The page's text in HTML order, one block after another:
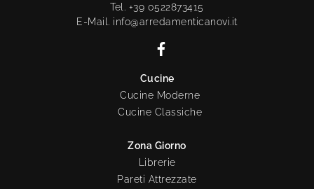
Tel. +39 0522873415
E-Mail. info@arredamenticanovi.it
Cucine
Cucine Moderne
Cucine Classiche
Zona Giorno
Librerie
Pareti Attrezzate